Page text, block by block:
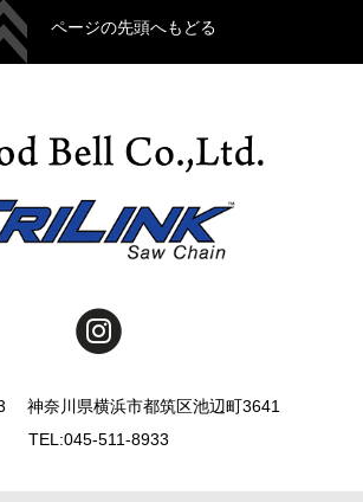
ページの先頭へもどる
神奈川県横浜市都筑区池辺町3641
TEL:045-511-8933